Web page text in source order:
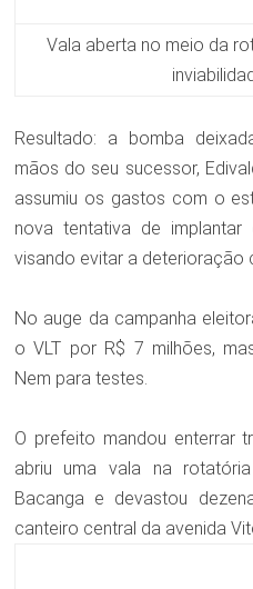
Vala aberta no meio da
Resultado: a bomba
mãos do seu sucessor,
assumiu os gastos com o
nova tentativa de implantar
visando evitar a
No auge da campanha
o VLT por R$ 7 milhões,
Nem para testes.
O prefeito mandou enterrar
abriu uma vala na
Bacanga e devastou
canteiro central da avenida